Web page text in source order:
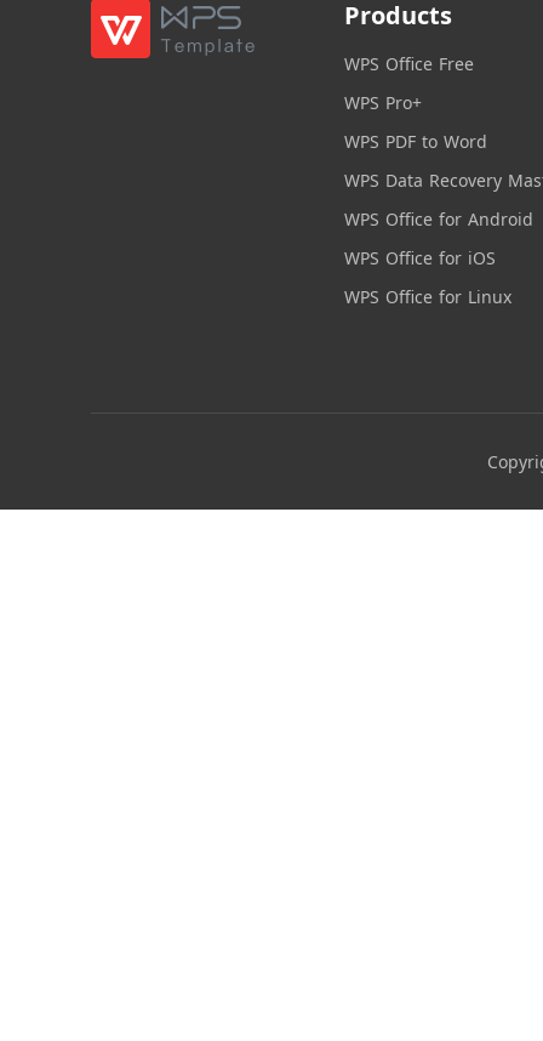
Products
WPS Office Free
WPS Pro+
WPS PDF to Word
WPS Data Recovery
WPS Office for Android
WPS Office for iOS
WPS Office for Linux